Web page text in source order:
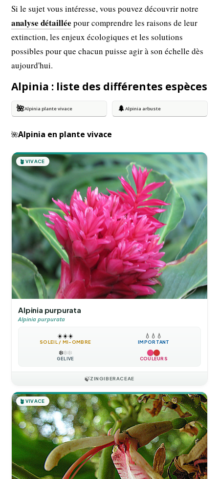
Si le sujet vous intéresse, vous pouvez découvrir notre
analyse détaillée pour comprendre les raisons de leur
extinction, les enjeux écologiques et les solutions
possibles pour que chacun puisse agir à son échelle dès
aujourd'hui.
Alpinia : liste des différentes espèces
🌺Alpinia plante vivace 🌲Alpinia arbuste
🌺Alpinia en plante vivace
🪴 VIVACE
Alpinia purpurata
Alpinia purpurata
☀️☀️☀️
SOLEIL / MI-OMBRE
💧 💧 💧
IMPORTANT
❄️❄️❄️
GÉLIVE COULEURS
🍃ZINGIBERACEAE
🪴 VIVACE